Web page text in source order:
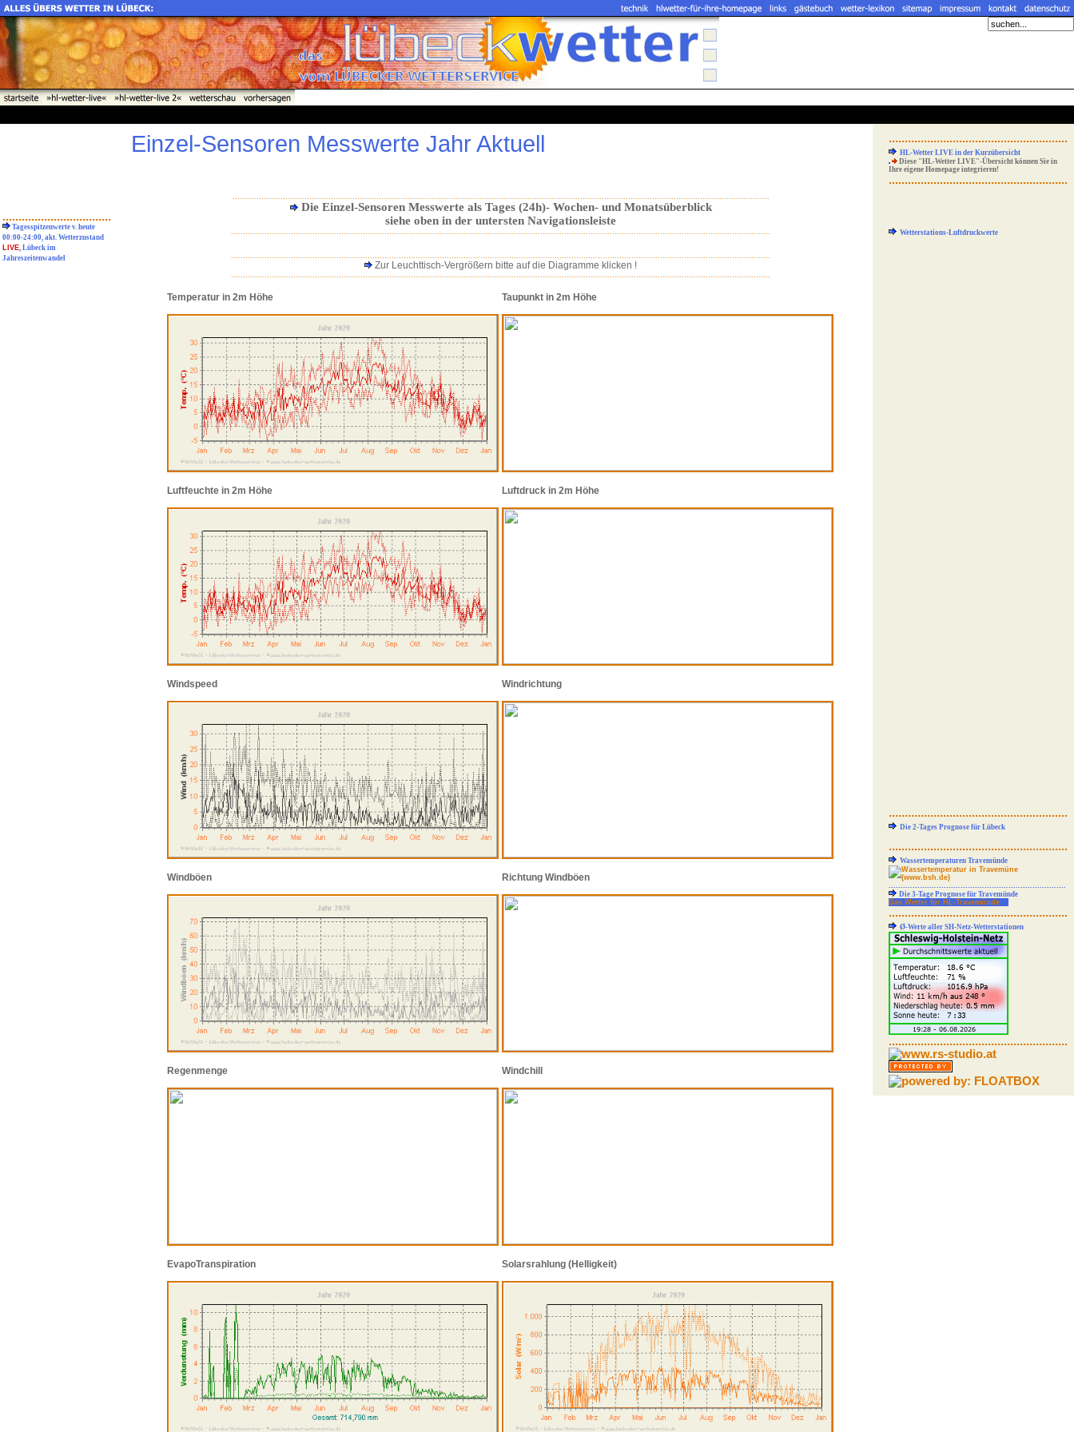
Einzel-Sensoren Messwerte Jahr Aktuell
..................................
Tagesspitzenwerte v. heute
00:00-24:00, akt. Wetterzustand
LIVE , Lübeck im
Jahreszeitenwandel
................................................................................................................................................................................................................................
Die Einzel-Sensoren Messwerte als Tages (24h)- Wochen- und Monatsüberblick
siehe oben in der untersten Navigationsleiste
.................................................................................................................................................................................................................................
.................................................................................................................................................................................................................................
Zur Leuchttisch-Vergrößern bitte auf die Diagramme klicken !
.................................................................................................................................................................................................................................
Temperatur in 2m Höhe Taupunkt in 2m Höhe
Luftfeuchte in 2m Höhe Luftdruck in 2m Höhe
Windspeed Windrichtung
Windböen Richtung Windböen
Regenmenge Windchill
EvapoTranspiration Solarsrahlung (Helligkeit)
........................................................
HL-Wetter LIVE in der Kurzübersicht
Diese "HL-Wetter LIVE"-Übersicht können Sie in
Ihre eigene Homepage integrieren!
........................................................
Wetterstations-Luftdruckwerte
........................................................
Die 2-Tages Prognose für Lübeck
........................................................
Wassertemperaturen Travemünde
..........................................................................
Die 3-Tage Prognose für Travemünde
Das Wetter für HL-Travemünde
........................................................
Ø-Werte aller SH-Netz-Wetterstationen
........................................................